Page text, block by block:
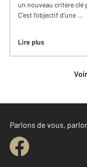
un nouveau critère
C’est l’objectif d’une ...
Lire plus
Parlons de vous,